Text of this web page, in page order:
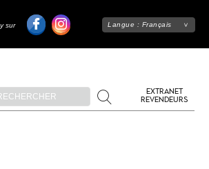
sur Langue : Français
EXTRANET
REVENDEURS